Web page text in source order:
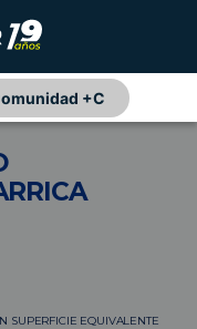
+C
SUPERFICIE EQUIVALENTE